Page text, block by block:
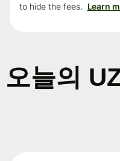
to hide the fees. Learn
오늘의